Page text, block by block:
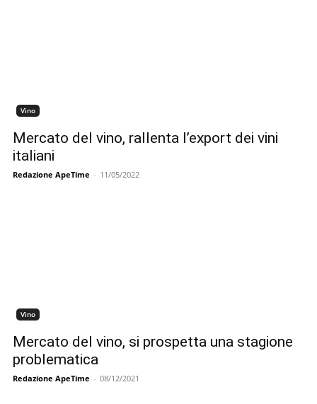
Vino
Mercato del vino, rallenta l’export dei vini
italiani
Redazione ApeTime - 11/05/2022
Vino
Mercato del vino, si prospetta una stagione
problematica
Redazione ApeTime - 08/12/2021